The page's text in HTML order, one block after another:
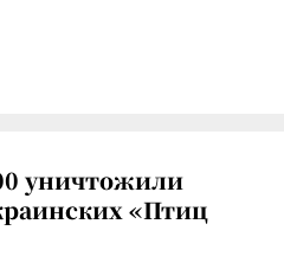
уничтожили
«Птиц